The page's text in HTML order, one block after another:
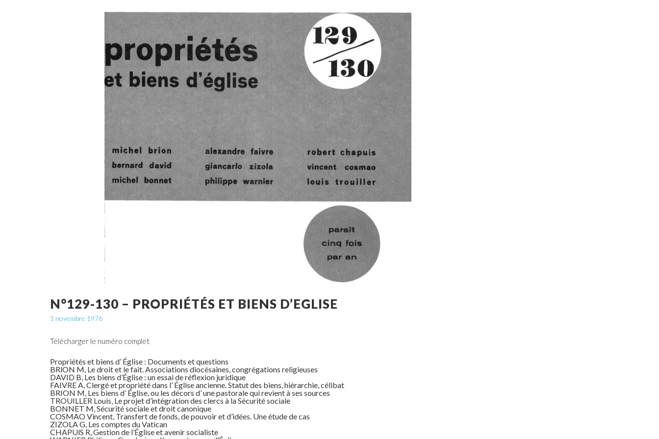
N°129-130 – PROPRIÉTÉS ET BIENS D’EGLISE
1 novembre 1976
Télécharger le numéro complet
Propriétés et biens d’ Église : Documents et questions
BRlON M, Le droit et le fait. Associations diocésaines, congrégations religieuses
DAVID B, Les biens d’Église : un essai de réflexion juridique
FAIVRE A, Clergé et propriété dans l’ Église ancienne. Statut des biens, hiérarchie, célibat
BRION M, Les biens d’ Église, ou les décors d’ une pastorale qui revient à ses sources
TROUILLER Louis, Le projet d’intégration des clercs à la Sécurité sociale
BONNET M, Sécurité sociale et droit canonique
COSMAO Vincent, Transfert de fonds, de pouvoir et d’idées. Une étude de cas
ZIZOLA G, Les comptes du Vatican
CHAPUlS R, Gestion de l’Église et avenir socialiste